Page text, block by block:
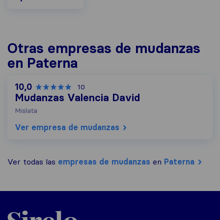
Otras empresas de mudanzas
en Paterna
10,0 10
Mudanzas Valencia David
Mislata
Ver empresa de mudanzas
Ver todas las empresas de mudanzas en Paterna
Sirelo.es